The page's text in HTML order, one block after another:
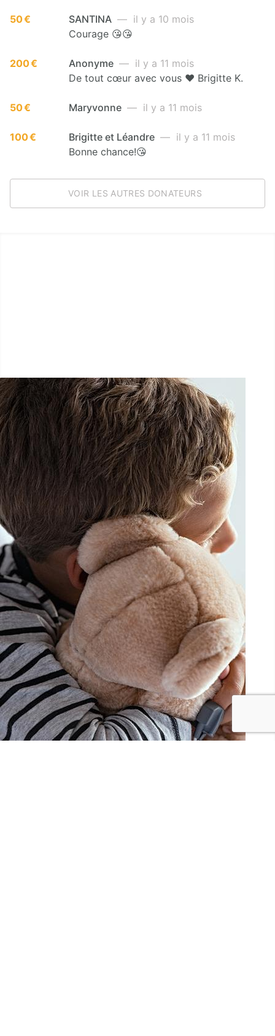
50 € SANTINA — il y a 10 mois
Courage 😘😘
200 € Anonyme — il y a 11 mois
De tout cœur avec vous ❤️ Brigitte K.
50 € Maryvonne — il y a 11 mois
100 € Brigitte et Léandre — il y a 11 mois
Bonne chance!😘
VOIR LES AUTRES DONATEURS